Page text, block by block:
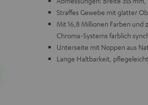
Straffes Gewebe mit glatter
Mit 16,8 Millionen Farben und
Chroma-Systems farblich
Unterseite mit Noppen aus
Lange Haltbarkeit, pflegeleicht